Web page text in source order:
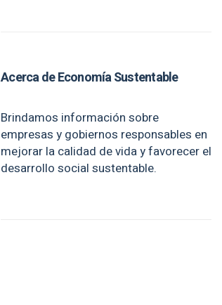
Acerca de Economía Sustentable
Brindamos información sobre
empresas y gobiernos responsables en
mejorar la calidad de vida y favorecer el
desarrollo social sustentable.